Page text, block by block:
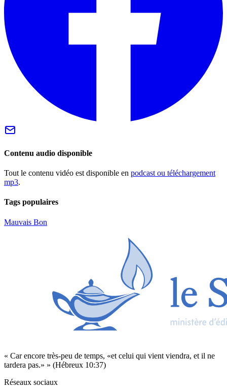
Contenu audio disponible
Tout le contenu vidéo est disponible en podcast ou téléchargement
mp3.
Tags populaires
Mauvais Bon
« Car encore très-peu de temps, «et celui qui vient viendra, et il ne
tardera pas.» » (Hébreux 10:37)
Réseaux sociaux